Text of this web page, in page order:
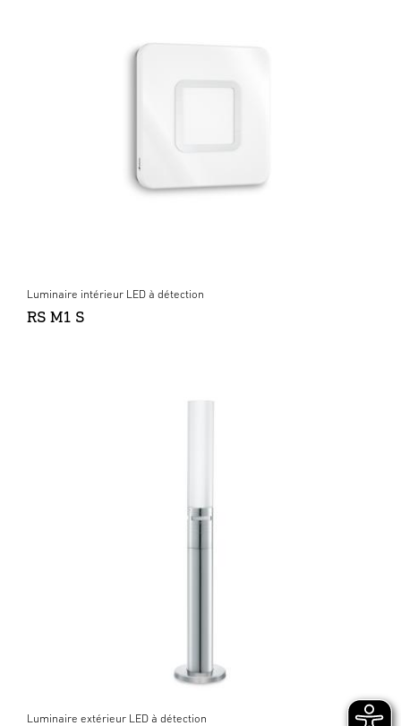
Luminaire intérieur LED à détection
RS M1 S
Luminaire extérieur LED à détection